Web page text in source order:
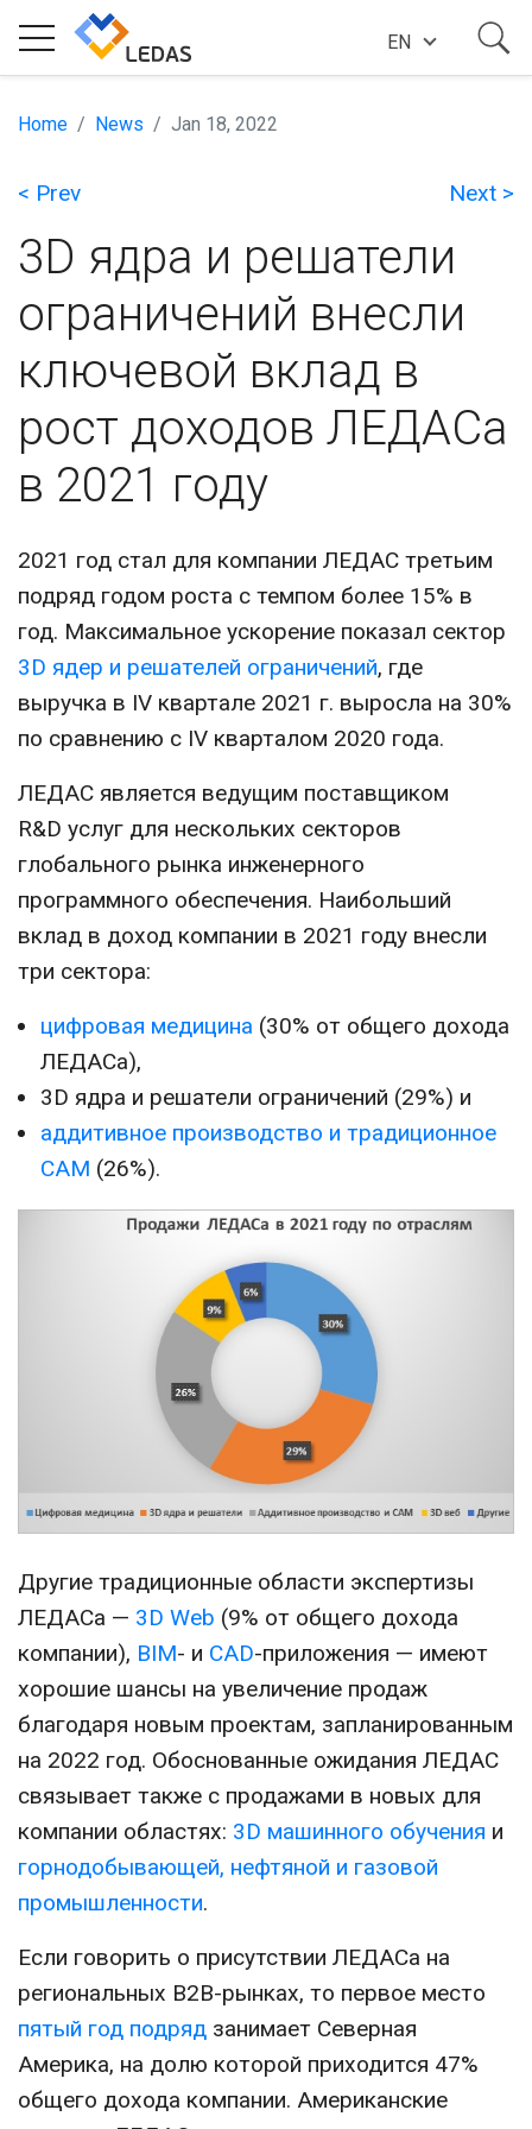
EXPERTISE
COMPANY
SUCCESS STORIES
NEWS
BLOG
EN
Home News Jan 18, 2022
< Prev Next >
3D ядра и решатели
ограничений внесли
ключевой вклад в
рост доходов ЛЕДАСа
в 2021 году
2021 год стал для компании ЛЕДАС третьим
подряд годом роста с темпом более 15% в
год. Максимальное ускорение показал сектор
3D ядер и решателей ограничений, где
выручка в IV квартале 2021 г. выросла на 30%
по сравнению с IV кварталом 2020 года.
ЛЕДАС является ведущим поставщиком
R&D услуг для нескольких секторов
глобального рынка инженерного
программного обеспечения. Наибольший
вклад в доход компании в 2021 году внесли
три сектора:
цифровая медицина (30% от общего дохода
ЛЕДАСа),
3D ядра и решатели ограничений (29%) и
аддитивное производство и традиционное
CAM (26%).
Другие традиционные области экспертизы
ЛЕДАСа — 3D Web (9% от общего дохода
компании), BIM- и CAD-приложения — имеют
хорошие шансы на увеличение продаж
благодаря новым проектам, запланированным
на 2022 год. Обоснованные ожидания ЛЕДАС
связывает также с продажами в новых для
компании областях: 3D машинного обучения и
горнодобывающей, нефтяной и газовой
промышленности.
Если говорить о присутствии ЛЕДАСа на
региональных B2B-рынках, то первое место
пятый год подряд занимает Северная
Америка, на долю которой приходится 47%
общего дохода компании. Американские